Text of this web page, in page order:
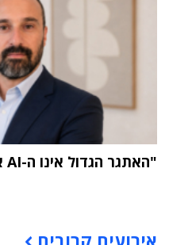
"האתגר הגדול אינו ה-AI אלא הטמעתה בארגון"
אירועים קרובים